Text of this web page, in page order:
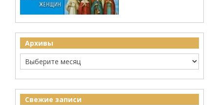
Архивы
Свежие записи